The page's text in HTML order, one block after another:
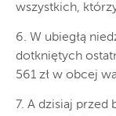
wszystkich,
6. W ubiegłą
dotkniętych
561 zł w obcej
7. A dzisiaj przed